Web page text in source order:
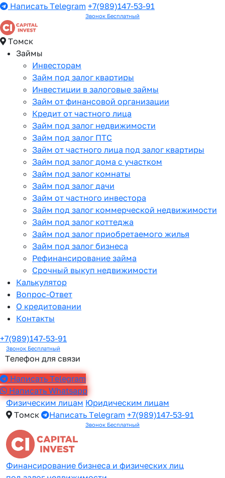
Написать Telegram +7(989)147-53-91
Звонок Бесплатный
Томск
Займы
Инвесторам
Займ под залог квартиры
Инвестиции в залоговые займы
Займ от финансовой организации
Кредит от частного лица
Займ под залог недвижимости
Займ под залог ПТС
Займ от частного лица под залог квартиры
Займ под залог дома с участком
Займ под залог комнаты
Займ под залог дачи
Займ от частного инвестора
Займ под залог коммерческой недвижимости
Займ под залог коттеджа
Займ под залог приобретаемого жилья
Займ под залог бизнеса
Рефинансирование займа
Срочный выкуп недвижимости
Калькулятор
Вопрос-Ответ
О кредитовании
Контакты
+7(989)147-53-91
Звонок Бесплатный
Телефон для связи
Написать Telegram
Написать Whatsapp
Физическим лицам Юридическим лицам
Томск
Написать Telegram +7(989)147-53-91
Звонок Бесплатный
Финансирование бизнеса и физических лиц